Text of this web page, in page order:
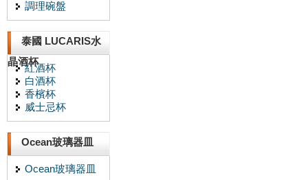
調理碗盤
泰國 LUCARIS水
晶酒杯
紅酒杯
白酒杯
香檳杯
威士忌杯
Ocean玻璃器皿
Ocean玻璃器皿